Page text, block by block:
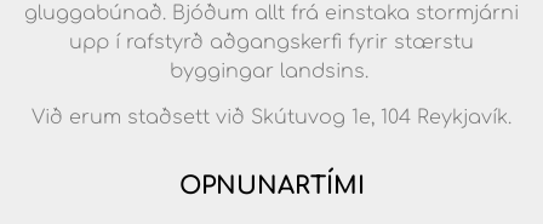
gluggabúnað. Bjóðum allt frá einstaka stormjárni
upp í rafstyrð aðgangskerfi fyrir stærstu
byggingar landsins.
Við erum staðsett við Skútuvog 1e, 104 Reykjavík.
OPNUNARTÍMI